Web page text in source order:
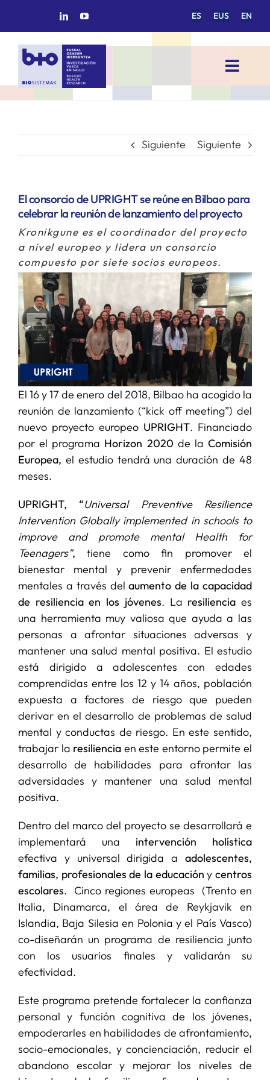
ES EUS EN
Toggle
INICIO
GRUPOS DE INVESTIGACIÓN
PROYECTOS/COLABORACIONES
SERVICIOS
APOYO I+D+I
NOTICIAS
Siguiente Siguiente
El consorcio de UPRIGHT se reúne en Bilbao para
celebrar la reunión de lanzamiento del proyecto
Kronikgune es el coordinador del proyecto
a nivel europeo y lidera un consorcio
compuesto por siete socios europeos.
El 16 y 17 de enero del 2018, Bilbao ha acogido la
reunión de lanzamiento (“kick off meeting”) del
nuevo proyecto europeo UPRIGHT. Financiado
por el programa Horizon 2020 de laComisión
Europea, el estudio tendrá una duración de 48
meses.
UPRIGHT, “Universal Preventive Resilience
Intervention Globally implemented in schools to
improve and promote mental Health for
Teenagers”, tiene como fin promover el
bienestar mental y prevenir enfermedades
mentales a través delaumento de la capacidad
de resiliencia en los jóvenes. La resiliencia es
una herramienta muy valiosa que ayuda a las
personas a afrontar situaciones adversas y
mantener una salud mental positiva. El estudio
está dirigido a adolescentes con edades
comprendidas entre los 12 y 14 años, población
expuesta a factores de riesgo que pueden
derivar en el desarrollo de problemas de salud
mental y conductas de riesgo. En este sentido,
trabajar la resiliencia en este entorno permite el
desarrollo de habilidades para afrontar las
adversidades y mantener una salud mental
positiva.
Dentro del marco del proyecto se desarrollará e
implementará una intervención holística
efectiva y universal dirigida a adolescentes,
familias, profesionales de la educación ycentros
escolares. Cinco regiones europeas (Trento en
Italia, Dinamarca, el área de Reykjavik en
Islandia, Baja Silesia en Polonia y el País Vasco)
co-diseñarán un programa de resiliencia junto
con los usuarios finales y validarán su
efectividad.
Este programa pretende fortalecer la confianza
personal y función cognitiva de los jóvenes,
empoderarles en habilidades de afrontamiento,
socio-emocionales, y concienciación, reducir el
abandono escolar y mejorar los niveles de